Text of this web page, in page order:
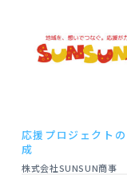
応援プロジェクト
成
株式会社SUNSUN商事